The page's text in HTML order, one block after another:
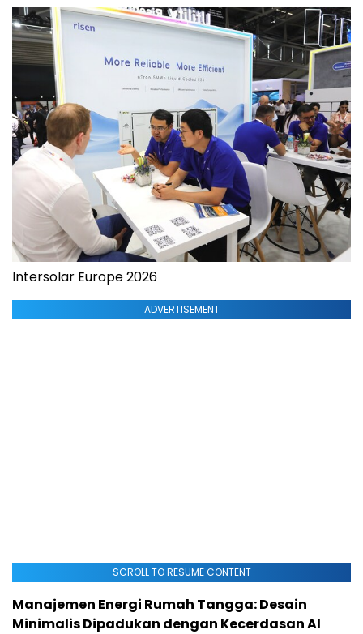
Intersolar Europe 2026
ADVERTISEMENT
SCROLL TO RESUME CONTENT
Manajemen Energi Rumah Tangga: Desain
Minimalis Dipadukan dengan Kecerdasan AI